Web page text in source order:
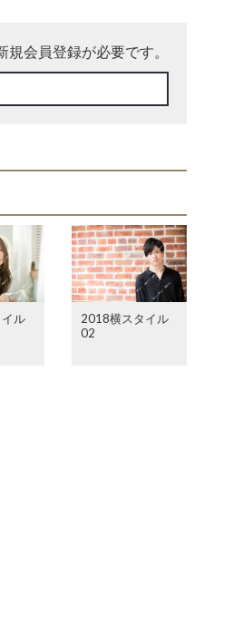
会員登録が必要です。
ル
2018横スタイル
02